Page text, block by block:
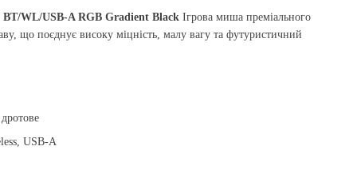
WL/USB-A RGB Gradient Black Ігрова миша преміального
що поєднує високу міцність, малу вагу та футуристичний
USB-A